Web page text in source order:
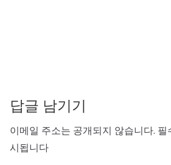
답글 남기기
이메일 주소는 공개되지 않습니다. 필
시됩니다